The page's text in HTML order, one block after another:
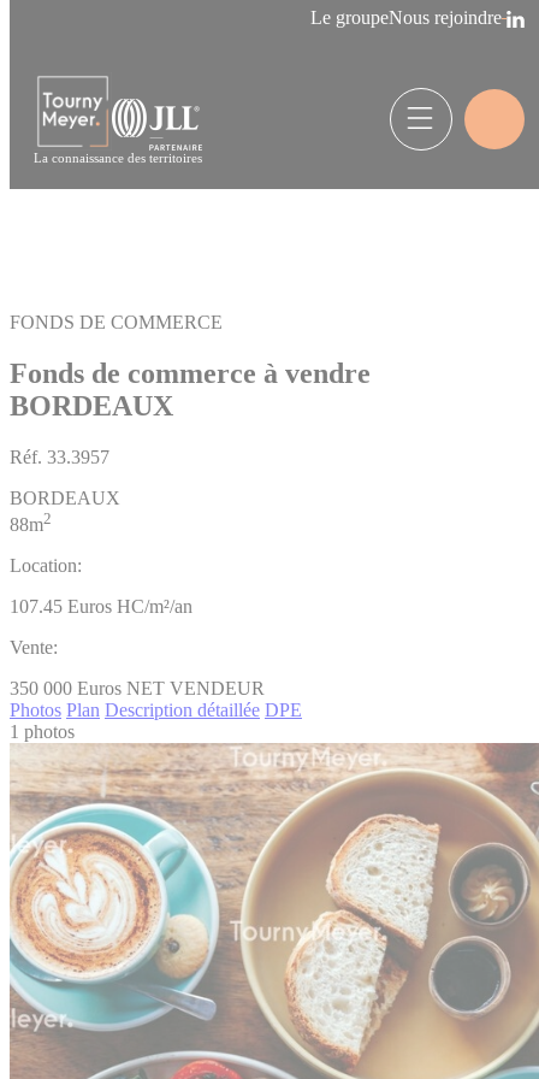
Le groupeNous rejoindre
La connaissance des territoires
FONDS DE COMMERCE
Fonds de commerce à vendre
BORDEAUX
Réf. 33.3957
BORDEAUX
88m2
Location:
107.45 Euros HC/m²/an
Vente:
350 000 Euros NET VENDEUR
Photos Plan Description détaillée DPE
1 photos